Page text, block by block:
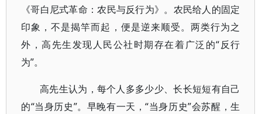
《哥白尼式革命：农民与反行为》。农民给人的固定
印象，不是揭竿而起，便是逆来顺受。两类行为之
外，高先生发现人民公社时期存在着广泛的“反行
为”。
高先生认为，每个人多多少少、长长短短有自己
的“当身历史”。早晚有一天，“当身历史”会苏醒，生